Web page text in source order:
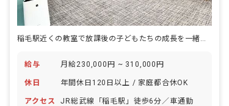
給与 月給230,000円 ~ 310,000円
休日 年間休日120日以上 / 家庭都合休OK
アクセス
JR総武線「稲毛駅」徒歩6分／車通勤